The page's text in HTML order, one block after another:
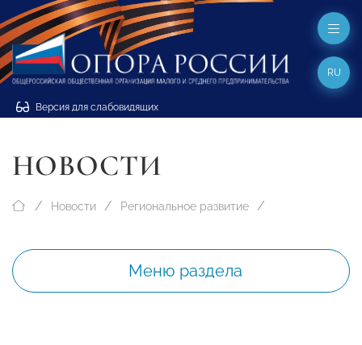
Версия для слабовидящих
RU
НОВОСТИ
Новости Региональное развитие
Меню раздела